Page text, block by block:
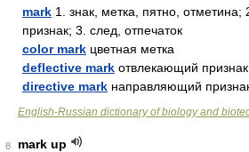
mark 1. знак, метка, пятно, отметина;
признак; 3. след, отпечаток
color mark цветная метка
deflective mark отвлекающий признак
directive mark направляющий
English-Russian dictionary of biology and
8
mark up